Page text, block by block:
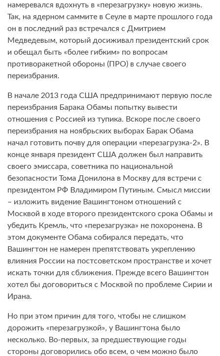
намеревался вдохнуть в «перезагрузку» новую жизнь.
Так, на ядерном саммите в Сеуле в марте прошлого года
он в последний раз встречался с Дмитрием
Медведевым, который досиживал президентский срок
и обещал быть «более гибким» по вопросам
противоракетной обороны (ПРО) в случае своего
переизбрания.
В начале 2013 года США предпринимают первую после
переизбрания Барака Обамы попытку вывести
отношения с Россией из тупика. Вскоре после своего
переизбрания на ноябрьских выборах Барак Обама
начал готовить почву для операции «перезагрузка-2». В
конце января президент США должен был направить
своего эмиссара, советника по национальной
безопасности Тома Донилона в Москву для встречи с
президентом РФ Владимиром Путиным. Смысл миссии
– изложить видение Вашингтоном отношений с
Москвой в ходе второго президентского срока Обамы и
убедить Кремль, что «перезагрузка» не похоронена. В
этом документе Обама собирался передать, что
Вашингтон не намерен препятствовать укреплению
влияния России на постсоветском пространстве и хочет
искать точки для сближения. Прежде всего Вашингтон
хотел бы договориться с Москвой по проблеме Сирии и
Ирана.
Но при этом причин для того, чтобы не слишком
дорожить «перезагрузкой», у Вашингтона было
несколько. Во-первых, за предшествующие годы
стороны договорились обо всем, о чем можно было